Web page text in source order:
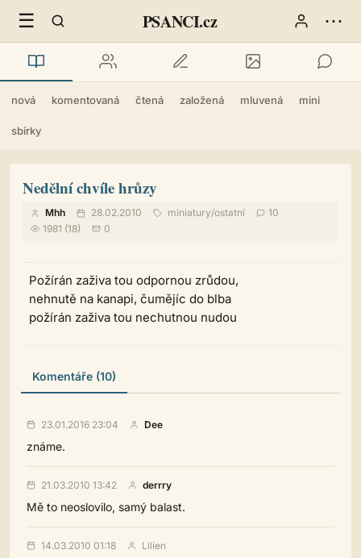
☰ PSANCI.cz ⋯
nová komentovaná čtená založená mluvená mini
sbírky
Nedělní chvíle hrůzy
Mhh 28.02.2010 miniatury/ostatní
10
1981 (18)
0
Požírán zaživa tou odpornou zrůdou,
nehnutě na kanapi, čumějíc do blba
požírán zaživa tou nechutnou nudou
Komentáře (10)
23.01.2016 23:04 Dee
známe.
21.03.2010 13:42 derrry
Mě to neoslovilo, samý balast.
14.03.2010 01:18 Lilien